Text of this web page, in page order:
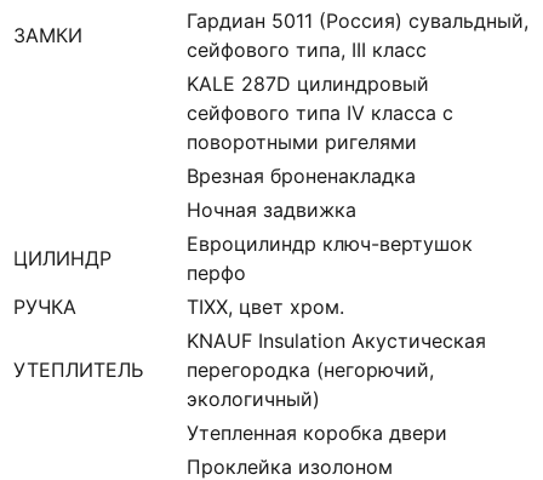
ЗАМКИ
Гардиан 5011 (Россия) сувальдный,
сейфового типа, III класс
KALE 287D цилиндровый
сейфового типа IV класса с
поворотными ригелями
Врезная броненакладка
Ночная задвижка
ЦИЛИНДР
Евроцилиндр ключ-вертушок
перфо
РУЧКА
TIXX, цвет хром.
УТЕПЛИТЕЛЬ
KNAUF Insulation Акустическая
перегородка (негорючий,
экологичный)
Утепленная коробка двери
Проклейка изолоном